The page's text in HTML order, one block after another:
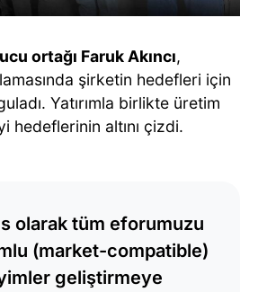
ortağı Faruk Akıncı,
şirketin hedefleri için
Yatırımla birlikte üretim
hedeflerinin altını çizdi.
olarak tüm eforumuzu
(market-compatible)
geliştirmeye